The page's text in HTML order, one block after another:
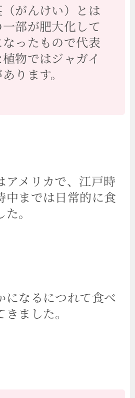
がんけい）とは
部が肥大化して
ったもので代表
物ではジャガイ
ります。
アメリカで、江戸時
中までは日常的に食
。
になるにつれて食べ
ました。